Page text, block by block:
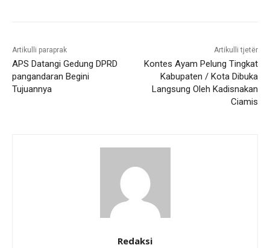
Artikulli paraprak
APS Datangi Gedung DPRD
pangandaran Begini
Tujuannya
Artikulli tjetër
Kontes Ayam Pelung Tingkat
Kabupaten / Kota Dibuka
Langsung Oleh Kadisnakan
Ciamis
Redaksi